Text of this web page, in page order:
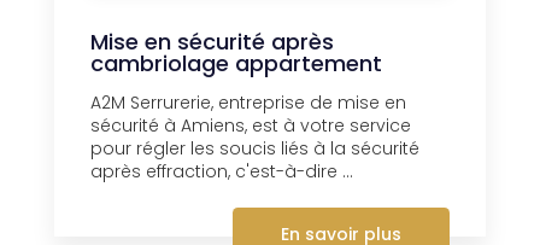
Mise en sécurité après
cambriolage appartement
A2M Serrurerie, entreprise de mise en
sécurité à Amiens, est à votre service
pour régler les soucis liés à la sécurité
après effraction, c'est-à-dire ...
En savoir plus